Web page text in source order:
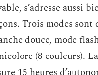
s’adresse aussi
Trois modes
douce, mode
(8 couleurs).